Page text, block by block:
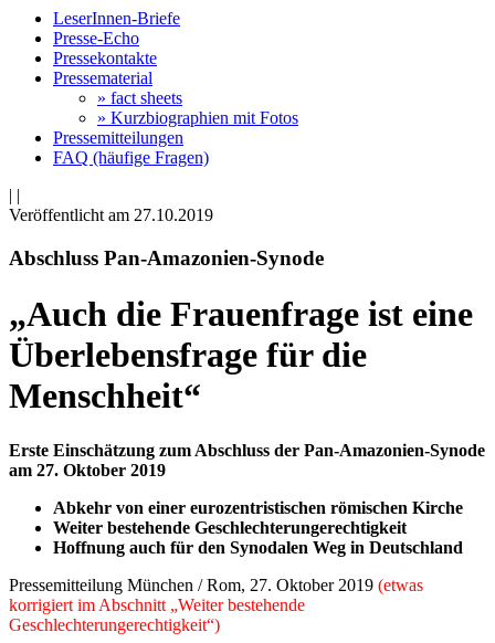
LeserInnen-Briefe
Presse-Echo
Pressekontakte
Pressematerial
» fact sheets
» Kurzbiographien mit Fotos
Pressemitteilungen
FAQ (häufige Fragen)
| |
Veröffentlicht am 27­.10.2019
Abschluss Pan-Amazonien-Synode
„Auch die Frauenfrage ist eine
Überlebensfrage für die
Menschheit“
Erste Einschätzung zum Abschluss der Pan-Amazonien-Synode
am 27. Oktober 2019
Abkehr von einer eurozentristischen römischen Kirche
Weiter bestehende Geschlechterungerechtigkeit
Hoffnung auch für den Synodalen Weg in Deutschland
Pressemitteilung München / Rom, 27. Oktober 2019 (etwas
korrigiert im Abschnitt „Weiter bestehende
Geschlechterungerechtigkeit“)